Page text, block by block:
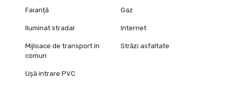
Faianță Gaz
Iluminat stradal Internet
Mijloace de transport în
comun
Străzi asfaltate
Ușă intrare PVC